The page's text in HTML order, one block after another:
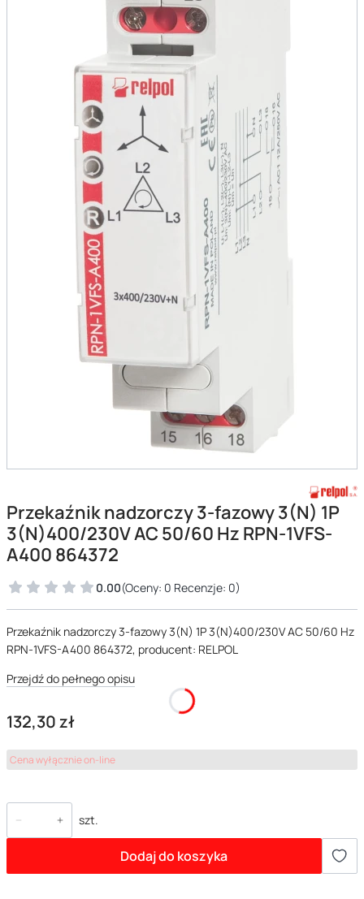
Przekaźnik nadzorczy 3-fazowy 3(N) 1P
3(N)400/230V AC 50/60 Hz RPN-1VFS-
A400 864372
0.00(Oceny: 0 Recenzje: 0)
Przekaźnik nadzorczy 3-fazowy 3(N) 1P 3(N)400/230V AC 50/60 Hz
RPN-1VFS-A400 864372, producent: RELPOL
Przejdź do pełnego opisu
Cena
132,30 zł
Cena wyłącznie on-line
szt.
Dodaj do koszyka